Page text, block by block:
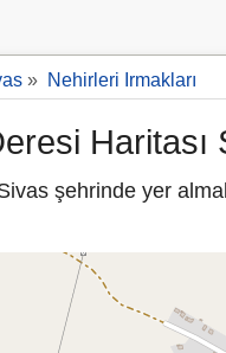
» Nehirleri Irmakları
Haritası
şehrinde yer